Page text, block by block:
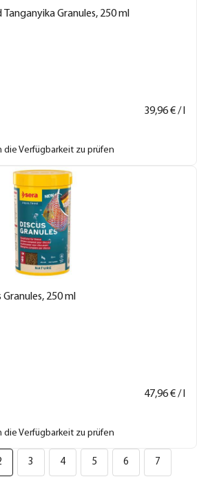
Granules, 250 ml
39,96€ / l
die Verfügbarkeit zu prüfen
250 ml
47,96€ / l
die Verfügbarkeit zu prüfen
3 4 5 6 7